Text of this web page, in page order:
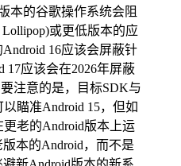
本的谷歌操作系统会阻
或更低版本的应
16应该会屏蔽针
17应该会在2026年屏蔽
注意的是，目标SDK与
瞄准Android 15，但如
老的Android版本上运
本的Android，而不是